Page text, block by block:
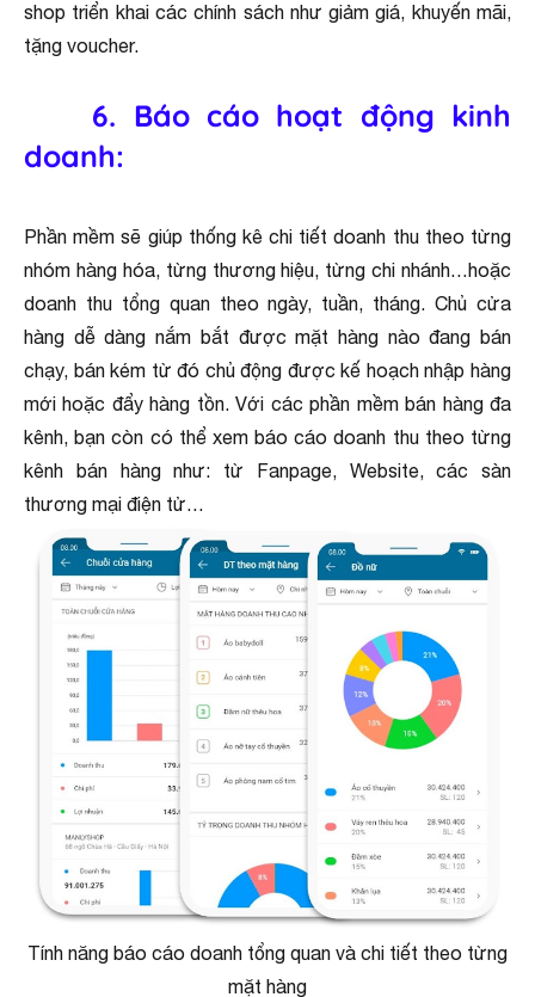
shop triển khai các chính sách như giảm giá, khuyến mãi,
tặng voucher.
6. Báo cáo hoạt động kinh
doanh:
Phần mềm sẽ giúp thống kê chi tiết doanh thu theo từng
nhóm hàng hóa, từng thương hiệu, từng chi nhánh…hoặc
doanh thu tổng quan theo ngày, tuần, tháng. Chủ cửa
hàng dễ dàng nắm bắt được mặt hàng nào đang bán
chạy, bán kém từ đó chủ động được kế hoạch nhập hàng
mới hoặc đẩy hàng tồn. Với các phần mềm bán hàng đa
kênh, bạn còn có thể xem báo cáo doanh thu theo từng
kênh bán hàng như: từ Fanpage, Website, các sàn
thương mại điện tử…
Tính năng báo cáo doanh tổng quan và chi tiết theo từng
mặt hàng